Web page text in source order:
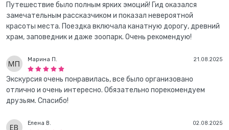
Путешествие было полным ярких эмоций! Гид оказался
замечательным рассказчиком и показал невероятной
красоты места. Поездка включала канатную дорогу, древний
храм, заповедник и даже зоопарк. Очень рекомендую!
21.08.2025
Марина П.
Экскурсия очень понравилась, все было организовано
отлично и очень интересно. Обязательно порекомендуем
друзьям. Спасибо!
02.08.2025
Елена В.